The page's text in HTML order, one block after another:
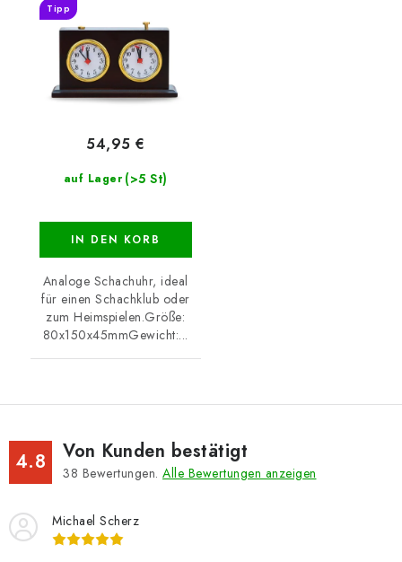
Tipp
auf Lager (>5 St)
54,95 €
IN DEN KORB
Analoge Schachuhr, ideal
für einen Schachklub oder
zum Heimspielen.Größe:
80x150x45mmGewicht:...
4.8 Von Kunden bestätigt
38 Bewertungen. Alle Bewertungen anzeigen
Michael Scherz